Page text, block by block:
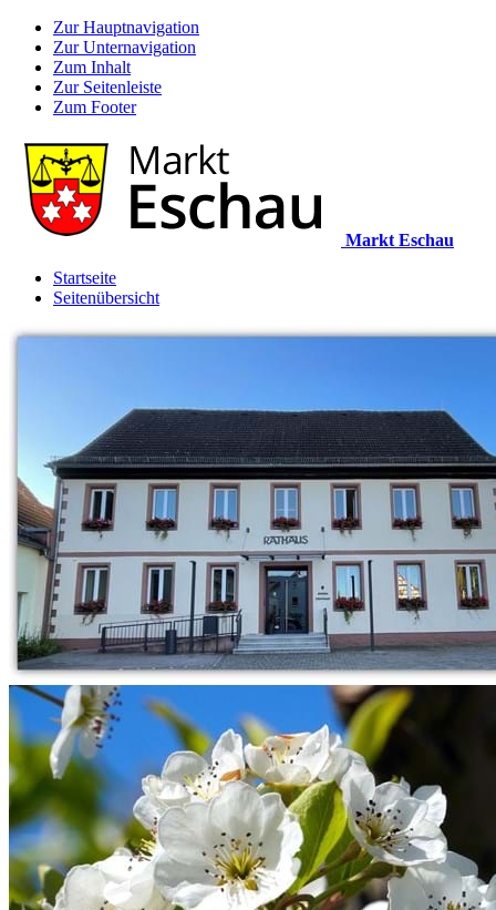
Zur Hauptnavigation
Zur Unternavigation
Zum Inhalt
Zur Seitenleiste
Zum Footer
Markt Eschau
Startseite
Seitenübersicht